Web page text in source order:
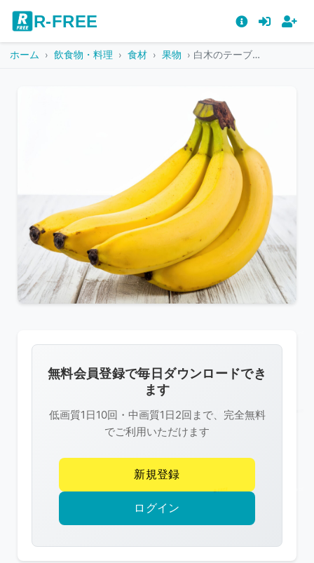
R-FREE
ホーム 飲食物・料理 食材 果物 白木のテーブルに置かれたバナナの房
像
は
R-
FREE
作
権
護
無料会員登録で毎日ダウンロードでき
ます
低画質1日10回・中画質1日2回まで、完全無料
でご利用いただけます
新規登録
ログイン